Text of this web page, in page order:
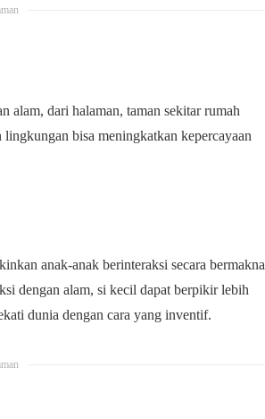
alam, dari halaman, taman sekitar rumah
bisa meningkatkan kepercayaan
anak-anak berinteraksi secara bermakna
dengan alam, si kecil dapat berpikir lebih
dunia dengan cara yang inventif.